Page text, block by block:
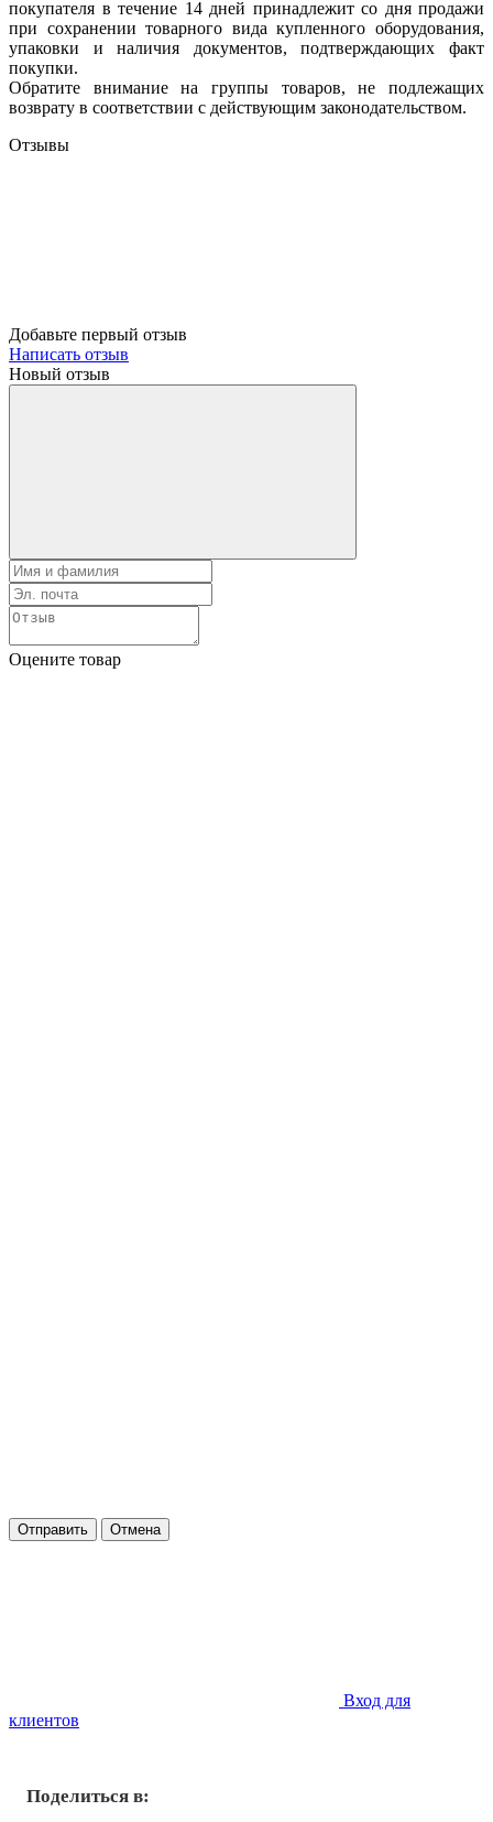
покупателя в течение 14 дней принадлежит со дня продажи
при сохранении товарного вида купленного оборудования,
упаковки и наличия документов, подтверждающих факт
покупки.
Обратите внимание на группы товаров, не подлежащих
возврату в соответствии с действующим законодательством.
Отзывы
Добавьте первый отзыв
Написать отзыв
Новый отзыв
Оцените товар
Отправить Отмена
Вход для
клиентов
Поделиться в: